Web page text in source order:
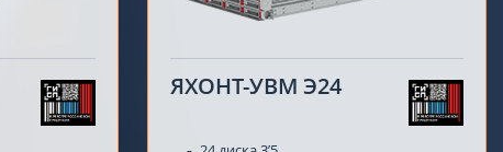
ЯХОНТ-УВМ Э24